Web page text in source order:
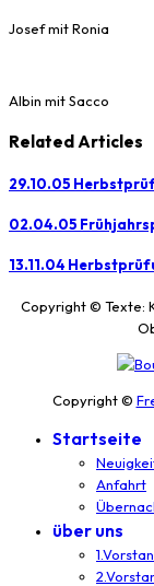
Josef mit Ronia
Albin mit Sacco
Related Articles
29.10.05
02.04.05
13.11.04
Copyright © Texte:
Copyright ©
Startseite
Anfahrt
über uns